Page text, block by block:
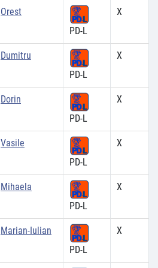
Orest
PD-L
X
Dumitru
PD-L
X
Dorin
PD-L
X
Vasile
PD-L
X
Mihaela
PD-L
X
Marian-Iulian
PD-L
X